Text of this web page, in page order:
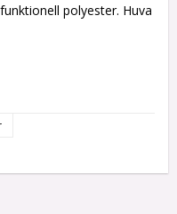
polyester. Huva